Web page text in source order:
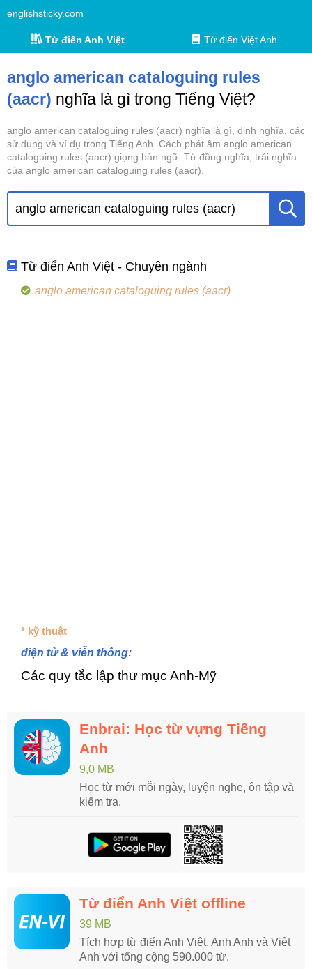
englishsticky.com
Từ điển Anh Việt Từ điển Việt Anh
anglo american cataloguing rules
(aacr) nghĩa là gì trong Tiếng Việt?
anglo american cataloguing rules (aacr) nghĩa là gì, định nghĩa, các
sử dụng và ví dụ trong Tiếng Anh. Cách phát âm anglo american
cataloguing rules (aacr) giọng bản ngữ. Từ đồng nghĩa, trái nghĩa
của anglo american cataloguing rules (aacr).
Từ điển Anh Việt - Chuyên ngành
anglo american cataloguing rules (aacr)
* kỹ thuật
điện tử & viễn thông:
Các quy tắc lập thư mục Anh-Mỹ
Enbrai: Học từ vựng Tiếng
Anh
9,0 MB
Học từ mới mỗi ngày, luyện nghe, ôn tập và
kiểm tra.
Từ điển Anh Việt offline
39 MB
Tích hợp từ điển Anh Việt, Anh Anh và Việt
Anh với tổng cộng 590.000 từ.